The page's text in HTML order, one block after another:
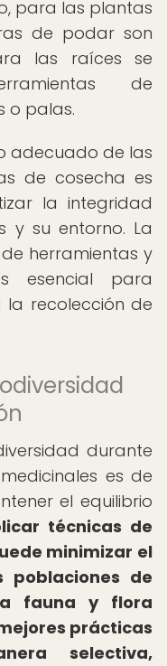
para las plantas
de podar son
las raíces se
de
o palas.
adecuado de las
de cosecha es
la integridad
y su entorno. La
herramientas y
esencial para
recolección de
durante
es de
el equilibrio
técnicas de
minimizar el
poblaciones de
fauna y flora
prácticas
selectiva,